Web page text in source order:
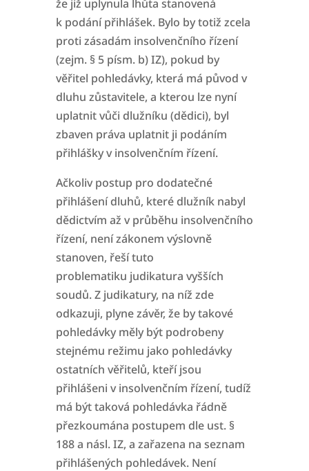
že již uplynula lhůta stanovená
k podání přihlášek. Bylo by totiž zcela
proti zásadám insolvenčního řízení
(zejm. § 5 písm. b) IZ), pokud by
věřitel pohledávky, která má původ v
dluhu zůstavitele, a kterou lze nyní
uplatnit vůči dlužníku (dědici), byl
zbaven práva uplatnit ji podáním
přihlášky v insolvenčním řízení.
Ačkoliv postup pro dodatečné
přihlášení dluhů, které dlužník nabyl
dědictvím až v průběhu insolvenčního
řízení, není zákonem výslovně
stanoven, řeší tuto
problematiku judikatura vyšších
soudů.Z judikatury, na níž zde
odkazuji, plyne závěr, že by takové
pohledávky měly být podrobeny
stejnému režimu jako pohledávky
ostatních věřitelů, kteří jsou
přihlášeni v insolvenčním řízení, tudíž
má být taková pohledávka řádně
přezkoumána postupem dle ust. §
188 a násl. IZ, a zařazena na seznam
přihlášených pohledávek. Není